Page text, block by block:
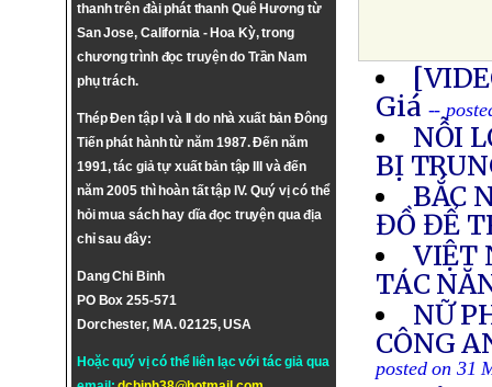
thanh trên đài phát thanh Quê Hương từ
San Jose, California - Hoa Kỳ, trong
chương trình đọc truyện do Trần Nam
phụ trách.
Thép Đen tập I và II do nhà xuất bản Đông
Tiến phát hành từ năm 1987. Đến năm
1991, tác giả tự xuất bản tập III và đến
năm 2005 thì hoàn tất tập IV. Quý vị có thể
hỏi mua sách hay dĩa đọc truyện qua địa
chỉ sau đây:
Dang Chi Binh
PO Box 255-571
Dorchester, MA. 02125, USA
Hoặc quý vị có thể liên lạc với tác giả qua
Giá --
NỖI
BỊ
BẮC
ĐỒ ĐỂ
VIỆT
TÁC
NỮ
CÔNG
posted on 31